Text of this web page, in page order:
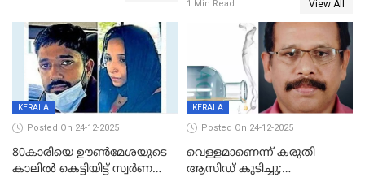
ഗർഭിണിയായ യുവതിക്ക് ക്രൂര
1 Min Read View All
KERALA
Posted On 24-12-2025
80കാരിയെ ഊൺമേശയുടെ
കാലിൽ കെട്ടിയിട്ട് സ്വർണവും
KERALA
Posted On 24-12-2025
വെള്ളമാണെന്ന് കരുതി
ആസിഡ് കുടിച്ചു;